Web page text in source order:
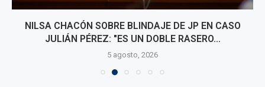
NILSA CHACÓN SOBRE BLINDAJE DE JP EN CASO
JULIÁN PÉREZ: "ES UN DOBLE RASERO...
5 agosto, 2026